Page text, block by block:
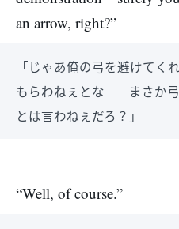
an arrow, right?”
「じゃあ俺の弓を避けてく
もらわねぇとな――まさか
とは言わねぇだろ？」
“Well, of course.”